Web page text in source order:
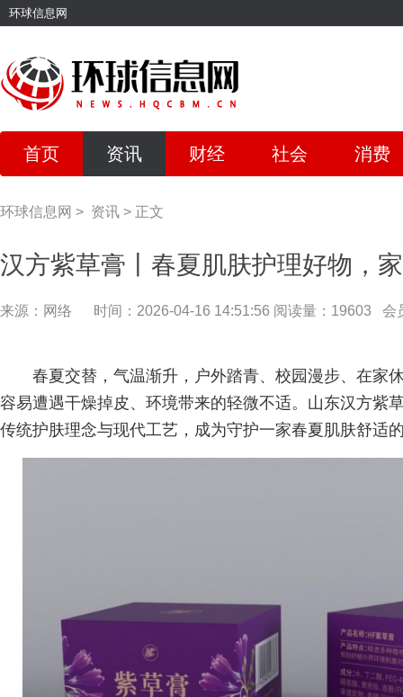
环球信息网
首页 资讯 财经 社会 消费
环球信息网 > 资讯 > 正文
汉方紫草膏丨春夏肌肤护理好物，
来源：网络 时间：2026-04-16 14:51:56 阅读量：19603 会
春夏交替，气温渐升，户外踏青、校园漫步、在家
容易遭遇干燥掉皮、环境带来的轻微不适。山东汉方紫
传统护肤理念与现代工艺，成为守护一家春夏肌肤舒适